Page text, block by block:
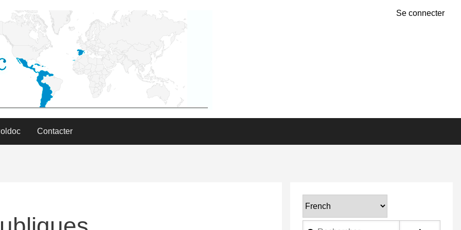
Se connecter
Contacter
Select
your
Rechercher